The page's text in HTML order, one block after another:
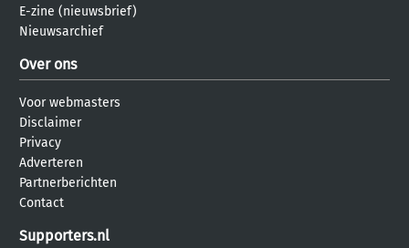
E-zine (nieuwsbrief)
Nieuwsarchief
Over ons
Voor webmasters
Disclaimer
Privacy
Adverteren
Partnerberichten
Contact
Supporters.nl